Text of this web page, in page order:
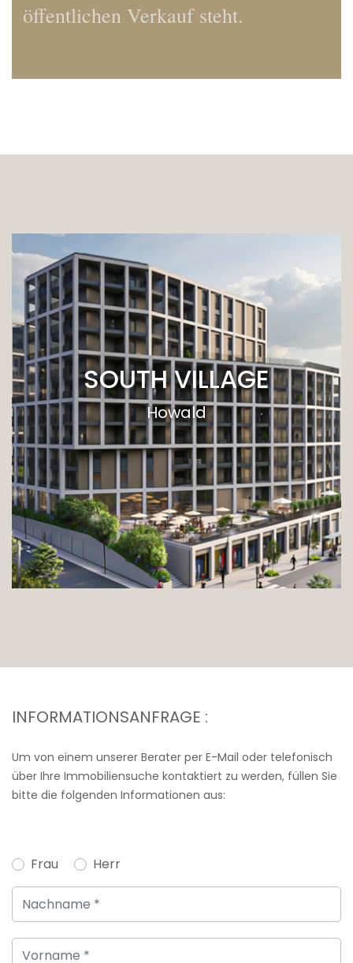
öffentlichen Verkauf steht.
SOUTH VILLAGE
Howald
INFORMATIONSANFRAGE :
Um von einem unserer Berater per E-Mail oder telefonisch
über Ihre Immobiliensuche kontaktiert zu werden, füllen Sie
bitte die folgenden Informationen aus:
Frau Herr